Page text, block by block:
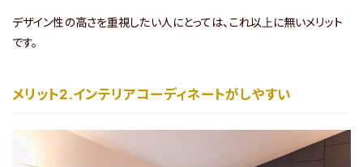
ご契約・ご入居後の
LINE で問い合わせする
デザイン性の高さを重視したい人にとっては、これ以上に無いメリット
です。
メリット2.インテリアコーディネートがしやすい